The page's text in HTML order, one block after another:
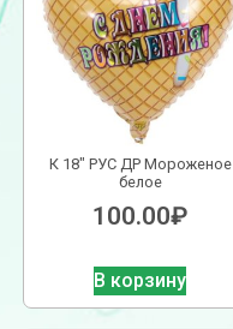
К 18″ РУС ДР Мороженое
белое
100.00₽
В корзину